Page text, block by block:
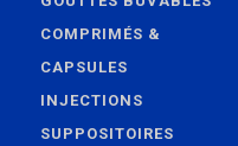
COMPRIMÉS &
CAPSULES
INJECTIONS
SUPPOSITOIRES